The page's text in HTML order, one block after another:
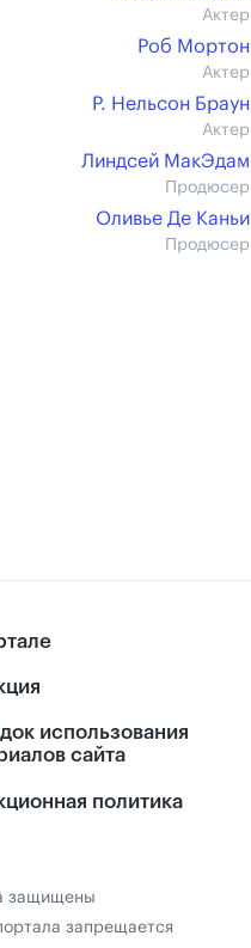
Актер
Роб Мортон
Актер
Р. Нельсон Браун
Актер
Линдсей МакЭдам
Продюсер
Оливье Де Каньи
Продюсер
использования
сайта
политика
защищены
запрещается